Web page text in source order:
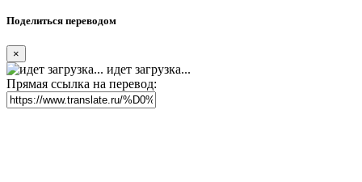
Поделиться переводом
×
идет загрузка...
Прямая ссылка на перевод: